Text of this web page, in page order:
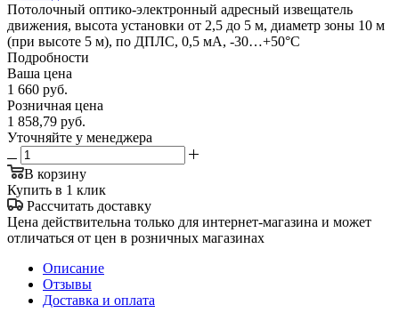
Потолочный оптико-электронный адресный извещатель
движения, высота установки от 2,5 до 5 м, диаметр зоны 10 м
(при высоте 5 м), по ДПЛС, 0,5 мА, -30…+50°С
Подробности
Ваша цена
1 660 руб.
Розничная цена
1 858,79 руб.
Уточняйте у менеджера
В корзину
Купить в 1 клик
Рассчитать доставку
Цена действительна только для интернет-магазина и может
отличаться от цен в розничных магазинах
Описание
Отзывы
Доставка и оплата